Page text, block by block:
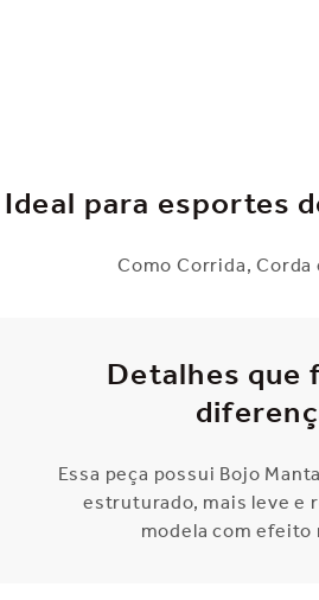
Ideal para esportes
Como Corrida, Corda
Detalhes que
Essa peça possui Bojo
estruturado, mais leve e
modela com efeito